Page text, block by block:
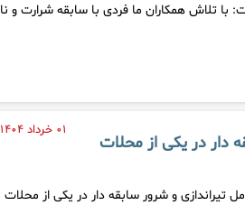
تلاش همکاران ما فردی با سابقه شرارت و نا
۰۱ خرداد ۱۴۰۴
دار در یکی از محلات
تیراندازی و شرور سابقه دار در یکی از محلات